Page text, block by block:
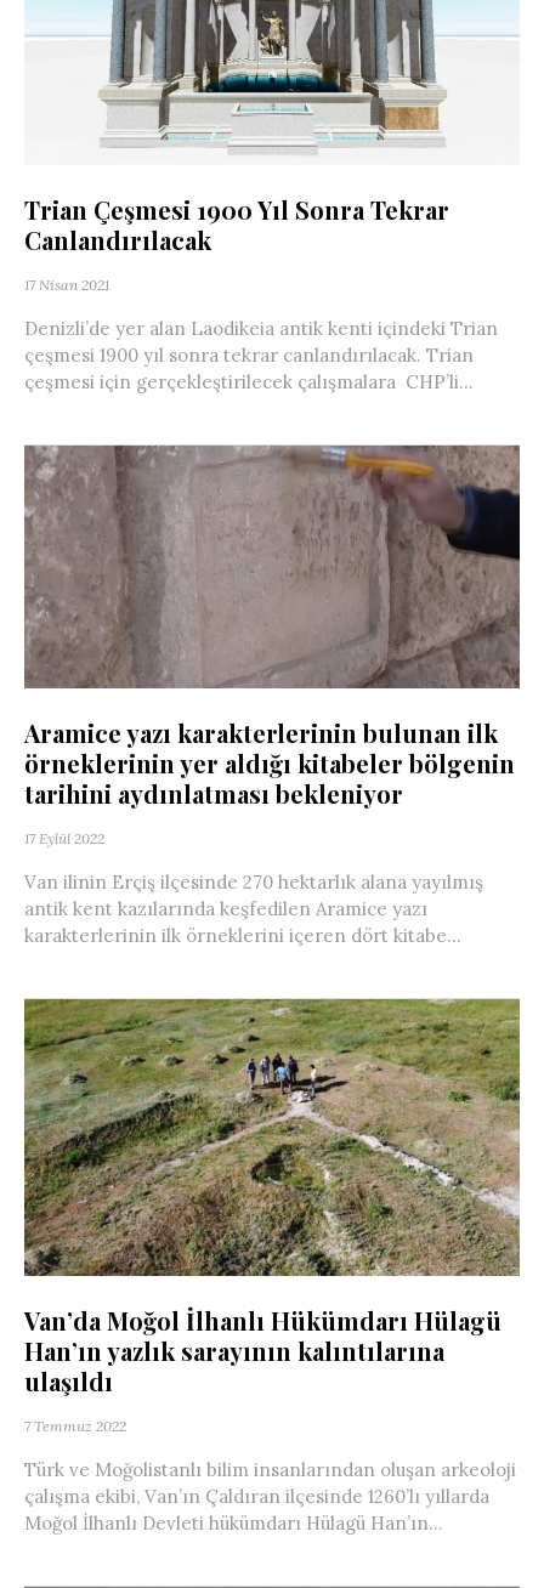
Trian Çeşmesi 1900 Yıl Sonra Tekrar
Canlandırılacak
17 Nisan 2021
Denizli’de yer alan Laodikeia antik kenti içindeki Trian
çeşmesi 1900 yıl sonra tekrar canlandırılacak. Trian
çeşmesi için gerçekleştirilecek çalışmalara CHP’li...
Aramice yazı karakterlerinin bulunan ilk
örneklerinin yer aldığı kitabeler bölgenin
tarihini aydınlatması bekleniyor
17 Eylül 2022
Van ilinin Erçiş ilçesinde 270 hektarlık alana yayılmış
antik kent kazılarında keşfedilen Aramice yazı
karakterlerinin ilk örneklerini içeren dört kitabe...
Van’da Moğol İlhanlı Hükümdarı Hülagü
Han’ın yazlık sarayının kalıntılarına
ulaşıldı
7 Temmuz 2022
Türk ve Moğolistanlı bilim insanlarından oluşan arkeoloji
çalışma ekibi, Van’ın Çaldıran ilçesinde 1260’lı yıllarda
Moğol İlhanlı Devleti hükümdarı Hülagü Han’ın...